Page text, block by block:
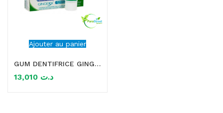
Ajouter au panier
GUM DENTIFRICE GINGIDEX 75ML
د.ت